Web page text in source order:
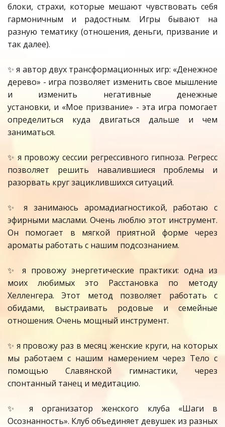
блоки, страхи, которые мешают чувствовать себя
гармоничным и радостным. Игры бывают на
разную тематику (отношения, деньги, призвание и
так далее).
✨ я автор двух трансформационных игр: «Денежное
дерево» - игра позволяет изменить свое мышление
и изменить негативные денежные
установки, и «Мое призвание» - эта игра помогает
определиться куда двигаться дальше и чем
заниматься.
✨ я провожу сессии регрессивного гипноза. Регресс
позволяет решить навалившиеся проблемы и
разорвать круг зациклившихся ситуаций.
✨ я занимаюсь аромадиагностикой, работаю с
эфирными маслами. Очень люблю этот инструмент.
Он помогает в мягкой приятной форме через
ароматы работать с нашим подсознанием.
✨ я провожу энергетические практики: одна из
моих любимых это Расстановка по методу
Хелленгера. Этот метод позволяет работать с
обидами, выстраивать родовые и семейные
отношения. Очень мощный инструмент.
✨ я провожу раз в месяц женские круги, на которых
мы работаем с нашим намерением через Тело с
помощью Славянской гимнастики, через
спонтанный танец и медитацию.
✨ я организатор женского клуба «Шаги в
Осознанность». Клуб объединяет девушек из разных